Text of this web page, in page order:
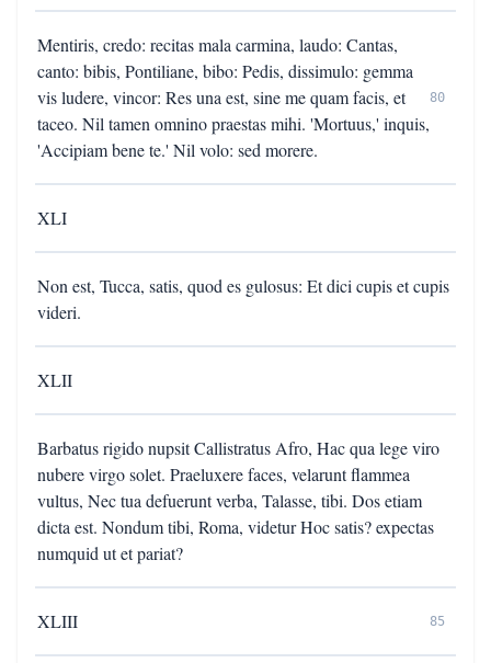
Mentiris, credo: recitas mala carmina, laudo: Cantas,
canto: bibis, Pontiliane, bibo: Pedis, dissimulo: gemma
vis ludere, vincor: Res una est, sine me quam facis, et
taceo. Nil tamen omnino praestas mihi. 'Mortuus,' inquis,
'Accipiam bene te.' Nil volo: sed morere.
80
XLI
Non est, Tucca, satis, quod es gulosus: Et dici cupis et cupis
videri.
XLII
Barbatus rigido nupsit Callistratus Afro, Hac qua lege viro
nubere virgo solet. Praeluxere faces, velarunt flammea
vultus, Nec tua defuerunt verba, Talasse, tibi. Dos etiam
dicta est. Nondum tibi, Roma, videtur Hoc satis? expectas
numquid ut et pariat?
XLIII 85